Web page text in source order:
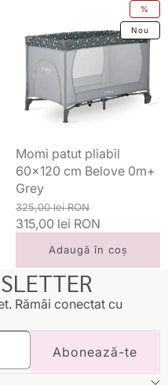
pliabil
60x120
Belove
0m+
%
Nou
Momi patut pliabil
60x120 cm Belove 0m+
Grey
Preț
standard
325,00 lei RON
redus
315,00 lei RON
Adaugă în coș
Rămâi conectat cu
Abonează-te